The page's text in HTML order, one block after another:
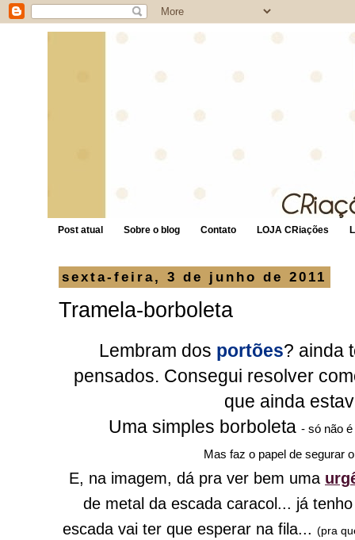
Post atual Sobre o blog Contato LOJA CRiações
sexta-feira, 3 de junho de 2011
Tramela-borboleta
Lembram dos portões? ainda
pensados. Consegui resolver
que ainda
Uma simples borboleta- só não
Mas faz o papel de segurar
E, na imagem, dá pra ver bem uma
de metal da escada caracol... já
escada vai ter que esperar na fila... (pra